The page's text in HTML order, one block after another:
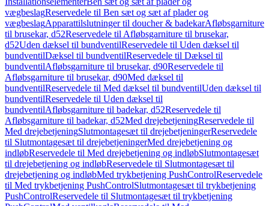
vægbeslagReservedele til Ben sæt og sæt af plader og
vægbeslagApparattilslutninger til doucher & badekarAfløbsgarniture
til brusekar, d52Reservedele til Afløbsgarniture til brusekar,
d52Uden dæksel til bundventilReservedele til Uden dæksel til
bundventilDæksel til bundventilReservedele til Dæksel til
bundventilAfløbsgarniture til brusekar, d90Reservedele til
Afløbsgarniture til brusekar, d90Med dæksel til
bundventilReservedele til Med dæksel til bundventilUden dæksel til
bundventilReservedele til Uden dæksel til
bundventilAfløbsgarniture til badekar, d52Reservedele til
Afløbsgarniture til badekar, d52Med drejebetjeningReservedele til
Med drejebetjeningSlutmontagesæt til drejebetjeningerReservedele
til Slutmontagesæt til drejebetjeningerMed drejebetjening og
indløbReservedele til Med drejebetjening og indløbSlutmontagesæt
til drejebetjening og indløbReservedele til Slutmontagesæt til
drejebetjening og indløbMed trykbetjening PushControlReservedele
til Med trykbetjening PushControlSlutmontagesæt til trykbetjening
PushControlReservedele til Slutmontagesæt til trykbetjening